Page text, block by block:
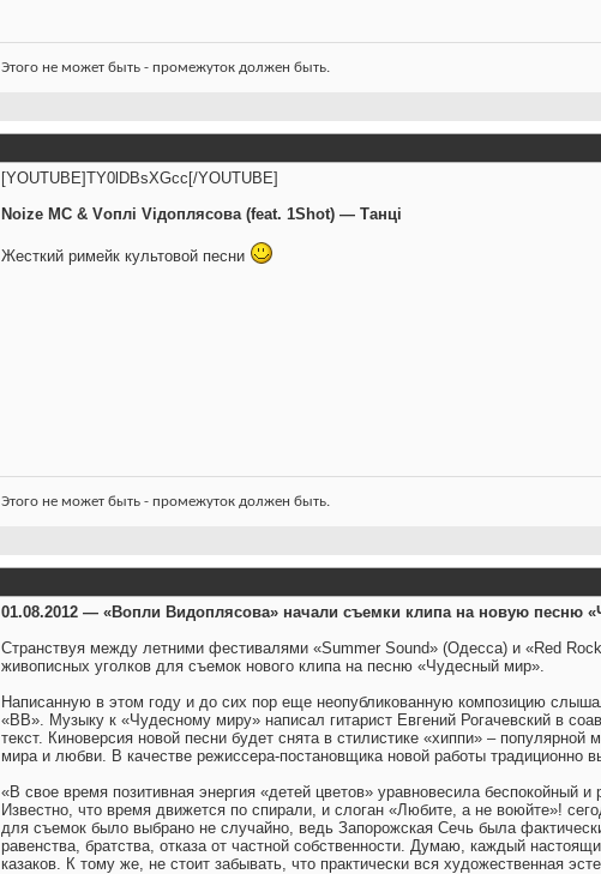
Этого не может быть - промежуток должен быть.
[YOUTUBE]TY0lDBsXGcc[/YOUTUBE]
Noize MC & Vоплi Viдоплясова (feat. 1Shot) — Танцi
Жесткий римейк культовой песни
Этого не может быть - промежуток должен быть.
01.08.2012 — «Вопли Видоплясова» начали съемки клипа на новую песню
Странствуя между летними фестивалями «Summer Sound» (Одесса) и «Red
живописных уголков для съемок нового клипа на песню «Чудесный мир».
Написанную в этом году и до сих пор еще неопубликованную композицию
«ВВ». Музыку к «Чудесному миру» написал гитарист Евгений Рогачевский в
текст. Киноверсия новой песни будет снята в стилистике «хиппи» –
мира и любви. В качестве режиссера-постановщика новой работы традиционно
«В свое время позитивная энергия «детей цветов» уравновесила беспокойный
Известно, что время движется по спирали, и слоган «Любите, а не воюйте»!
для съемок было выбрано не случайно, ведь Запорожская Сечь была
равенства, братства, отказа от частной собственности. Думаю, каждый
казаков. К тому же, не стоит забывать, что практически вся художественная